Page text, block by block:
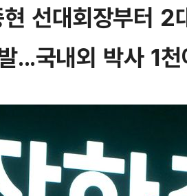
선대회장부터 2
...국내외 박사 1